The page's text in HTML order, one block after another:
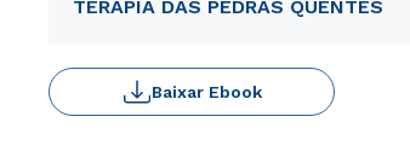
TERAPIA DAS PEDRAS QUENTES
Baixar Ebook